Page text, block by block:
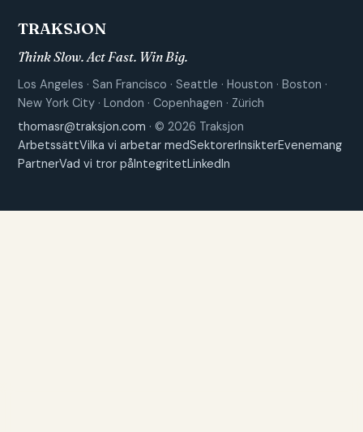
TRAKSJON
Think Slow. Act Fast. Win Big.
Los Angeles · San Francisco · Seattle · Houston · Boston ·
New York City · London · Copenhagen · Zürich
thomasr@traksjon.com · © 2026 Traksjon
ArbetssättVilka vi arbetar medSektorerInsikterEvenemang
PartnerVad vi tror påIntegritetLinkedIn